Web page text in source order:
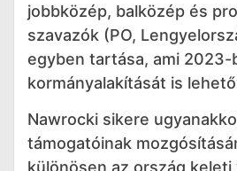
jobbközép, balközép és
szavazók (PO,
egyben tartása, ami 2023-
kormányalakítását is
Nawrocki sikere
támogatóinak
különösen az ország keleti